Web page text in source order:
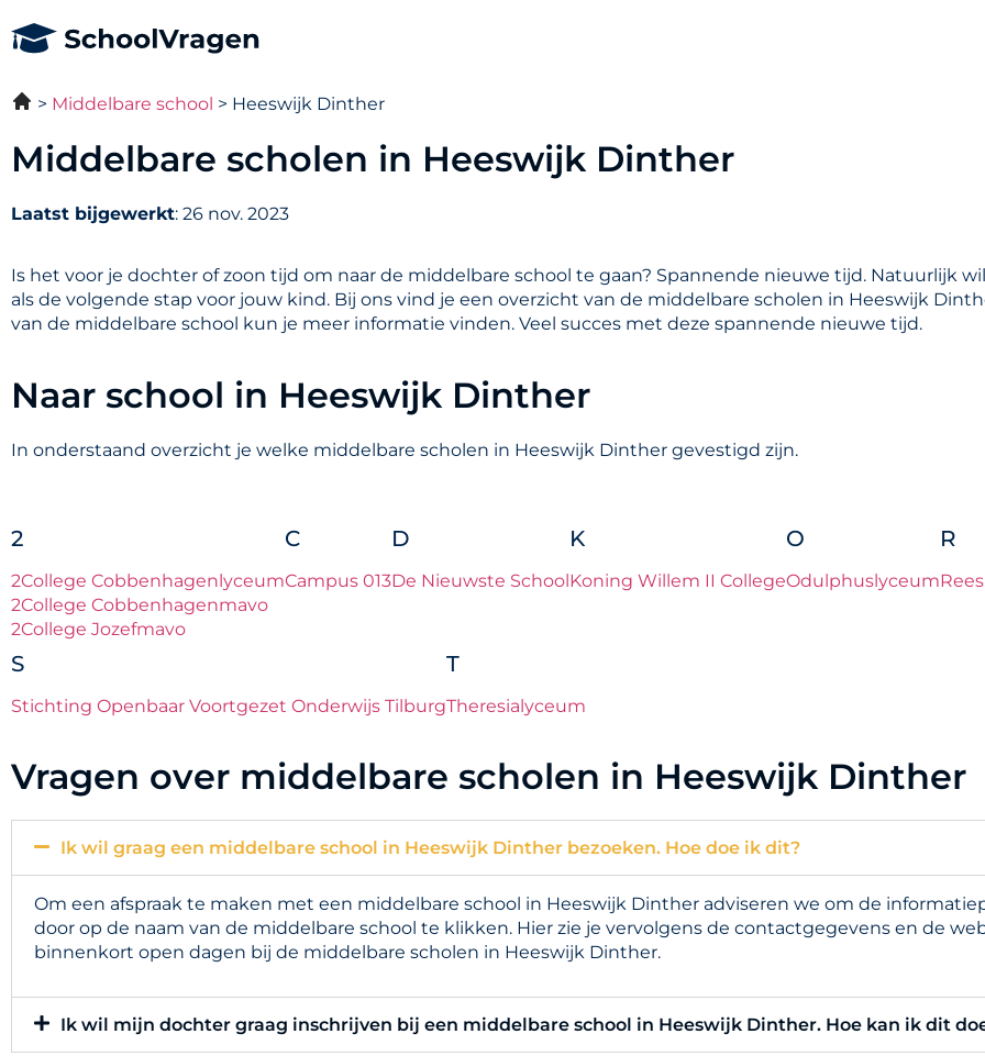
Middelbare school Heeswijk Dinther
Middelbare scholen in Heeswijk Dinther
Laatst bijgewerkt: 26 nov. 2023
Is het voor je dochter of zoon tijd om naar de middelbare school te gaan? Spannende nieuwe tijd. Natuurlijk
als de volgende stap voor jouw kind. Bij ons vind je een overzicht van de middelbare scholen in Heeswijk
van de middelbare school kun je meer informatie vinden. Veel succes met deze spannende nieuwe tijd.
Naar school in Heeswijk Dinther
In onderstaand overzicht je welke middelbare scholen in Heeswijk Dinther gevestigd zijn.
2
2College Cobbenhagenlyceum
2College Cobbenhagenmavo
2College Jozefmavo
C
Campus 013
D
De Nieuwste School
K
Koning Willem II College
O
Odulphuslyceum
R
S
Stichting Openbaar Voortgezet Onderwijs Tilburg
T
Theresialyceum
Vragen over middelbare scholen in Heeswijk Dinther
Ik wil graag een middelbare school in Heeswijk Dinther bezoeken. Hoe doe ik dit?
Om een afspraak te maken met een middelbare school in Heeswijk Dinther adviseren we om de
door op de naam van de middelbare school te klikken. Hier zie je vervolgens de contactgegevens en de
binnenkort open dagen bij de middelbare scholen in Heeswijk Dinther.
Ik wil mijn dochter graag inschrijven bij een middelbare school in Heeswijk Dinther. Hoe kan ik dit